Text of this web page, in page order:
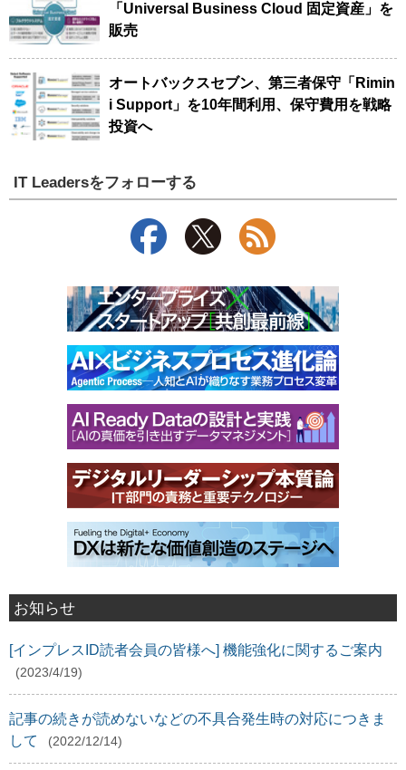
「Universal Business Cloud 固定資産」を
販売
オートバックスセブン、第三者保守「Rimin
i Support」を10年間利用、保守費用を戦略
投資へ
IT Leadersをフォローする
お知らせ
[インプレスID読者会員の皆様へ] 機能強化に関するご案内
(2023/4/19)
記事の続きが読めないなどの不具合発生時の対応につきま
して
(2022/12/14)